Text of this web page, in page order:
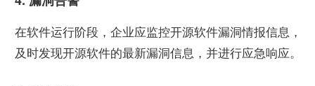
在软件运行阶段，企业应监控开源软件漏洞情报信息，
及时发现开源软件的最新漏洞信息，并进行应急响应。